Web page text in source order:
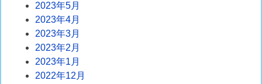
2023年5月
2023年4月
2023年3月
2023年2月
2023年1月
2022年12月